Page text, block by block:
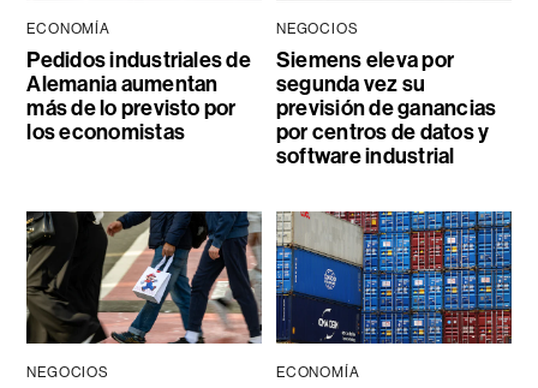
ECONOMÍA
Pedidos industriales de
Alemania aumentan
más de lo previsto por
los economistas
NEGOCIOS
Siemens eleva por
segunda vez su
previsión de ganancias
por centros de datos y
software industrial
NEGOCIOS ECONOMÍA